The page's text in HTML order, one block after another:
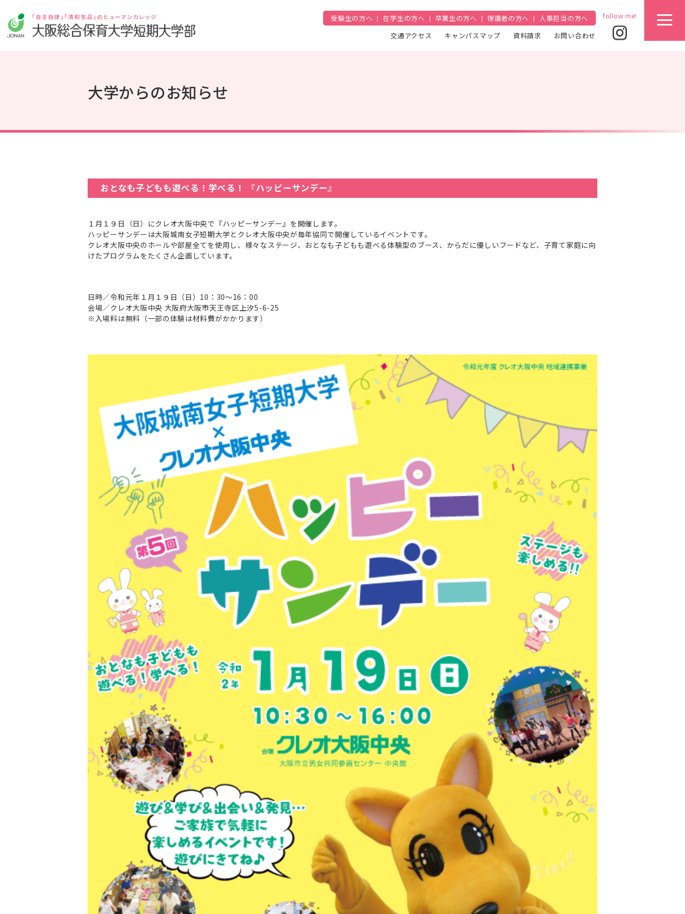
受験生の方へ 在学生の方へ 卒業生の方へ 保護者の方へ
人事担当の方へ
交通アクセス
キャンパスマップ 資料請求 お問い合わせ
大学からのお知らせ
おとなも子どもも遊べる！学べる！ 『ハッピーサンデー』
１月１９日（日）にクレオ大阪中央で『ハッピーサンデー』を開催します。
ハッピーサンデーは大阪城南女子短期大学とクレオ大阪中央が毎年協同で開催しているイベントです。
クレオ大阪中央のホールや部屋全てを使用し、様々なステージ、おとなも子どもも遊べる体験型のブース、からだに優しいフードなど、子育て家庭に向
けたプログラムをたくさん企画しています。
日時／令和元年１月１９日（日）10：30～16：00
会場／クレオ大阪中央 大阪府大阪市天王寺区上汐5-6-25
※入場料は無料（一部の体験は材料費がかかります）